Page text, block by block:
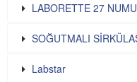
LABORETTE 27
SOĞUTMALI
Labstar